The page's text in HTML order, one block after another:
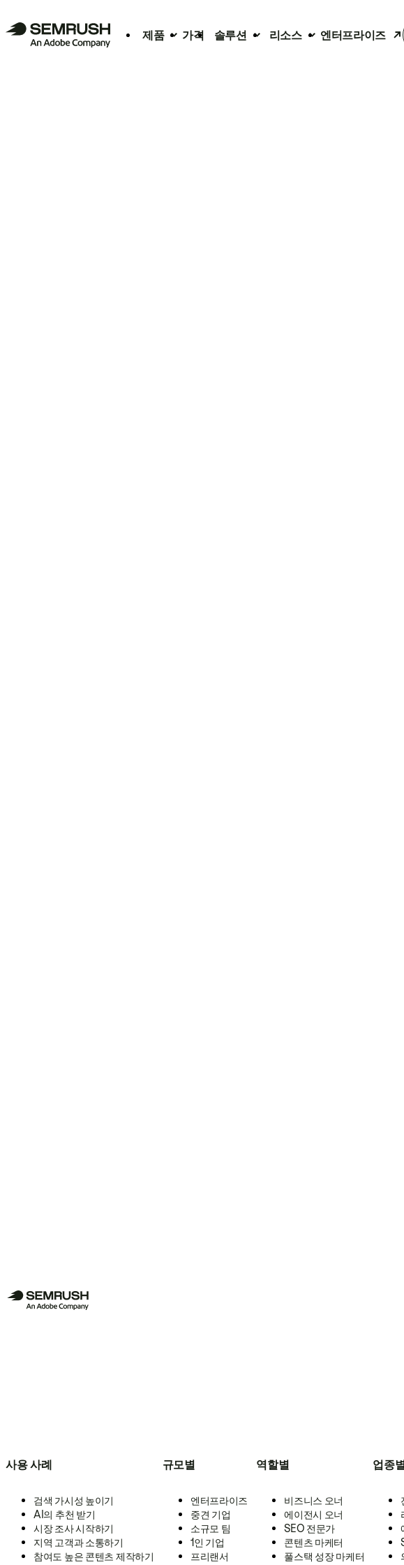
제품 가격 솔루션 리소스 엔터프라이즈
사용 사례
검색 가시성 높이기
AI의 추천 받기
시장 조사 시작하기
지역 고객과 소통하기
참여도 높은 콘텐츠 제작하기
규모별
엔터프라이즈
중견 기업
소규모 팀
1인 기업
프리랜서
역할별
비즈니스 오너
에이전시 오너
SEO 전문가
콘텐츠 마케터
풀스택 성장 마케터
업종별